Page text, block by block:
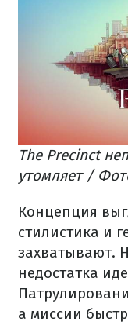
The Precinct
утомляет /
Концепция
стилистика и
захватывают.
недостатка
а миссии